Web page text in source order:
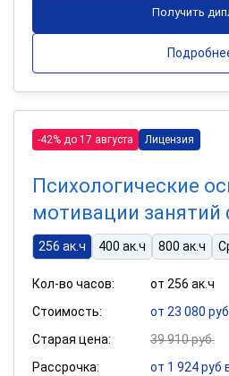
Получить
-42% до 17 августа Лицензия
Психологические
мотивации занятий
256 ак.ч 400 ак.ч 800 ак.ч
Кол-во часов:
от 256 ак.ч
Стоимость:
от 23 080 руб.
Старая цена:
39 910 руб.
Рассрочка:
от 1 924 руб